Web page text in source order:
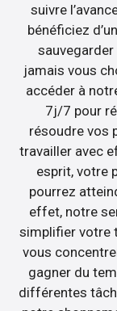
suivre
bénéficiez
jamais vous
accéder à
7j/7 pour
résoudre vos
travailler avec
esprit, votre
pourrez
effet, notre
simplifier votre
vous
gagner du
différentes